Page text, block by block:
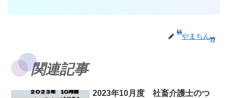
やまちん
関連記事
2023年10月度 社畜介護士のつ